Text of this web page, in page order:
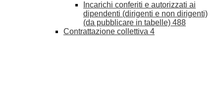
Incarichi conferiti e autorizzati ai
dipendenti (dirigenti e non dirigenti)
(da pubblicare in tabelle) 488
Contrattazione collettiva 4